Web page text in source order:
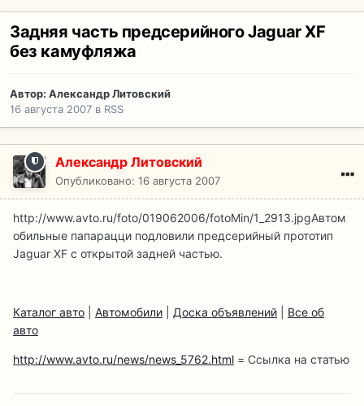
Задняя часть предсерийного Jaguar XF
без камуфляжа
Автор: Александр Литовский
16 августа 2007 в RSS
Александр Литовский
Опубликовано: 16 августа 2007
http://www.avto.ru/foto/019062006/fotoMin/1_2913.jpgАвтом
обильные папарацци подловили предсерийный прототип
Jaguar XF с открытой задней частью.
Каталог авто Автомобили Доска объявлений
Все об
авто
http://www.avto.ru/news/news_5762.html = Ссылка на статью